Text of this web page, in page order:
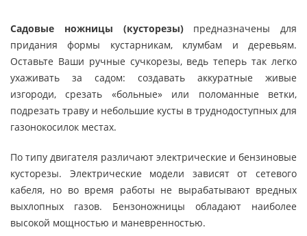
Садовые ножницы (кусторезы)предназначены для
придания формы кустарникам, клумбам и деревьям.
Оставьте Ваши ручные сучкорезы, ведь теперь так легко
ухаживать за садом: создавать аккуратные живые
изгороди, срезать «больные» или поломанные ветки,
подрезать траву и небольшие кусты в труднодоступных для
газонокосилок местах.
По типу двигателя различают электрические и бензиновые
кусторезы. Электрические модели зависят от сетевого
кабеля, но во время работы не вырабатывают вредных
выхлопных газов. Бензоножницы обладают наиболее
высокой мощностью и маневренностью.